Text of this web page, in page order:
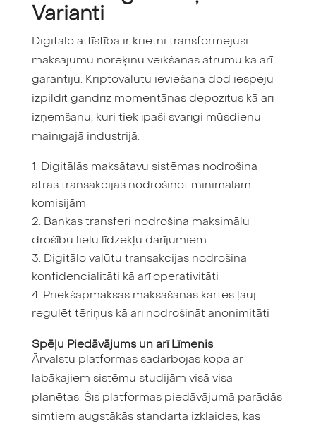
Varianti
Digitālo attīstība ir krietni transformējusi
maksājumu norēķinu veikšanas ātrumu kā arī
garantiju. Kriptovalūtu ieviešana dod iespēju
izpildīt gandrīz momentānas depozītus kā arī
izņemšanu, kuri tiek īpaši svarīgi mūsdienu
mainīgajā industrijā.
Digitālās maksātavu sistēmas nodrošina
ātras transakcijas nodrošinot minimālām
komisijām
Bankas transferi nodrošina maksimālu
drošību lielu līdzekļu darījumiem
Digitālo valūtu transakcijas nodrošina
konfidencialitāti kā arī operativitāti
Priekšapmaksas maksāšanas kartes ļauj
regulēt tēriņus kā arī nodrošināt anonimitāti
Spēļu Piedāvājums un arī Līmenis
Ārvalstu platformas sadarbojas kopā ar
labākajiem sistēmu studijām visā visa
planētas. Šīs platformas piedāvājumā parādās
simtiem augstākās standarta izklaides, kas